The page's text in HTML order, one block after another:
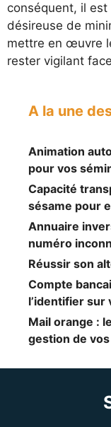
conséquent, il
désireuse de
mettre en œuvre
rester vigilant
A la une
Animation
pour vos
Capacité
sésame pour
Annuaire
numéro
Réussir son
Compte
l’identifier sur
Mail orange :
gestion de